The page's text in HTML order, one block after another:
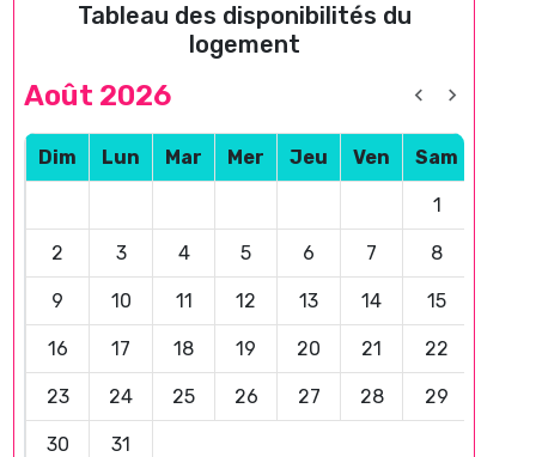
Tableau des disponibilités du
logement
Août 2026
Dim Lun Mar Mer Jeu Ven Sam
1
2 3 4 5 6 7 8
9 10 11 12 13 14 15
16 17 18 19 20 21 22
23 24 25 26 27 28 29
30 31